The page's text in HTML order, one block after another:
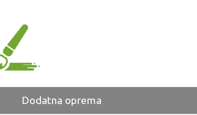
Dodatna oprema